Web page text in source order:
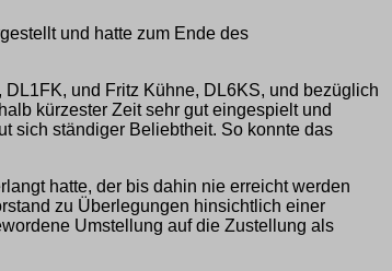
und hatte zum Ende des
und Fritz Kühne, DL6KS, und bezüglich
kürzester Zeit sehr gut eingespielt und
sich ständiger Beliebtheit. So konnte das
hatte, der bis dahin nie erreicht werden
zu Überlegungen hinsichtlich einer
Umstellung auf die Zustellung als